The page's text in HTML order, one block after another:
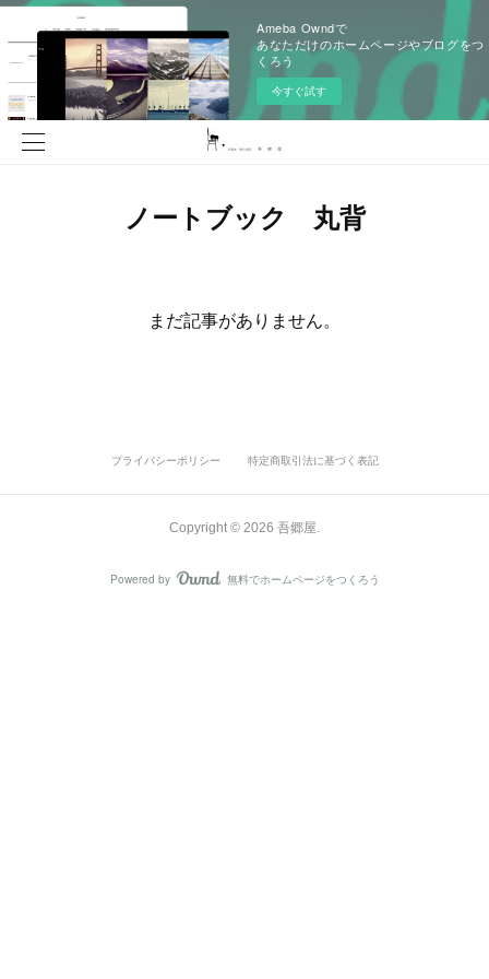
Ameba Owndで
あなただけのホームページやブログをつ
くろう
今すぐ試す
ノートブック 丸背
まだ記事がありません。
プライバシーポリシー 特定商取引法に基づく表記
Copyright © 2026 吾郷屋.
Powered by AmebaOwnd
無料でホームページをつくろう